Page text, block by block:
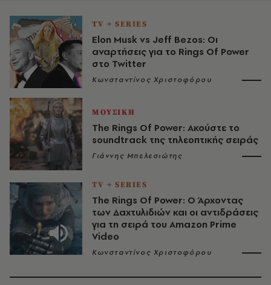
TV + SERIES
Elon Musk vs Jeff Bezos: Οι
αναρτήσεις για το Rings Of Power
στο Twitter
Κωνσταντίνος Χριστοφόρου
ΜΟΥΣΙΚΗ
The Rings Of Power: Ακούστε το
soundtrack της τηλεοπτικής σειράς
Γιάννης Μπελεσιώτης
TV + SERIES
The Rings Of Power: Ο Άρχοντας
των Δαχτυλιδιών και οι αντιδράσεις
για τη σειρά του Amazon Prime
Video
Κωνσταντίνος Χριστοφόρου